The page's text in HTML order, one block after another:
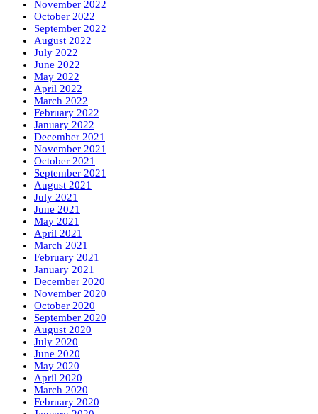
November 2022
October 2022
September 2022
August 2022
July 2022
June 2022
May 2022
April 2022
March 2022
February 2022
January 2022
December 2021
November 2021
October 2021
September 2021
August 2021
July 2021
June 2021
May 2021
April 2021
March 2021
February 2021
January 2021
December 2020
November 2020
October 2020
September 2020
August 2020
July 2020
June 2020
May 2020
April 2020
March 2020
February 2020